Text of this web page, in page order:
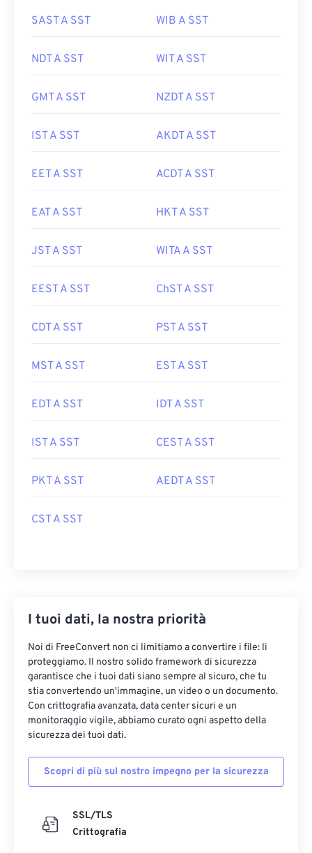
SAST A SST WIB A SST
NDT A SST WIT A SST
GMT A SST NZDT A SST
IST A SST AKDT A SST
EET A SST ACDT A SST
EAT A SST HKT A SST
JST A SST WITA A SST
EEST A SST ChST A SST
CDT A SST PST A SST
MST A SST EST A SST
EDT A SST IDT A SST
IST A SST CEST A SST
PKT A SST AEDT A SST
CST A SST
I tuoi dati, la nostra priorità
Noi di FreeConvert non ci limitiamo a convertire i file: li
proteggiamo. Il nostro solido framework di sicurezza
garantisce che i tuoi dati siano sempre al sicuro, che tu
stia convertendo un'immagine, un video o un documento.
Con crittografia avanzata, data center sicuri e un
monitoraggio vigile, abbiamo curato ogni aspetto della
sicurezza dei tuoi dati.
Scopri di più sul nostro impegno per la sicurezza
SSL/TLS
Crittografia